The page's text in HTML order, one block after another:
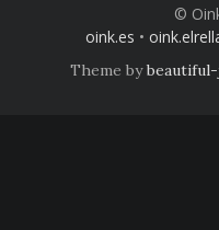
©
oink.es •
Theme by